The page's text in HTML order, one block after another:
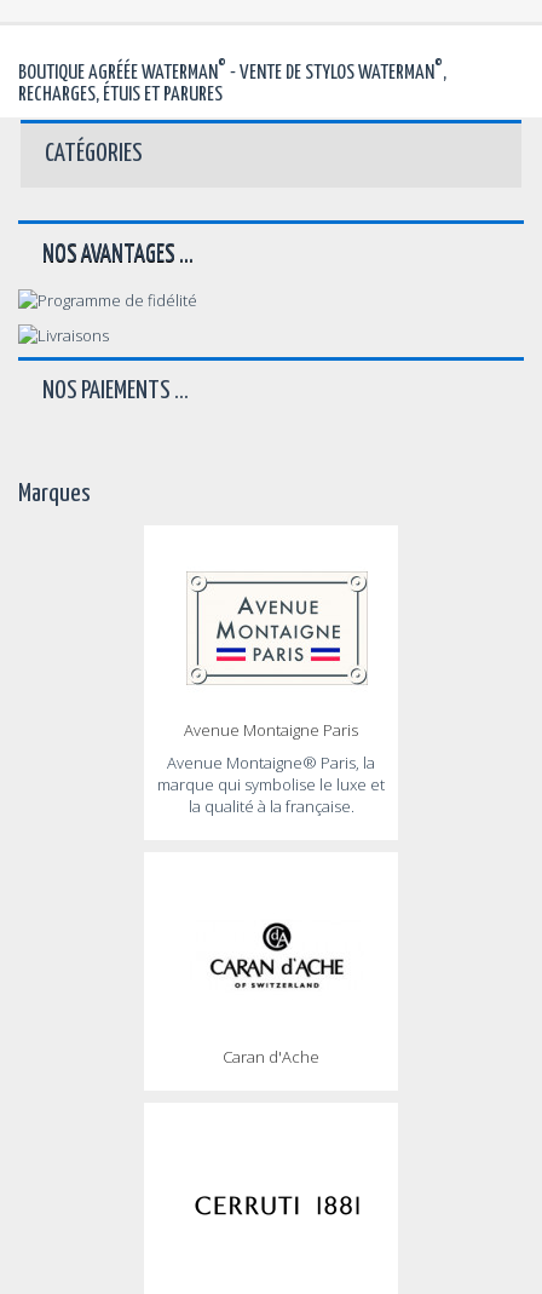
BOUTIQUE AGRÉÉE WATERMAN© - VENTE DE STYLOS WATERMAN©,
RECHARGES, ÉTUIS ET PARURES
CATÉGORIES
NOS AVANTAGES ...
NOS PAIEMENTS ...
Marques
Avenue Montaigne Paris
Avenue Montaigne® Paris, la
marque qui symbolise le luxe et
la qualité à la française.
Caran d'Ache